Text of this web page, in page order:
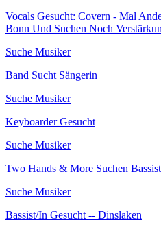
Vocals Gesucht: Covern - Mal
Bonn Und Suchen Noch
Suche Musiker
Band Sucht Sängerin
Suche Musiker
Keyboarder Gesucht
Suche Musiker
Two Hands & More Suchen
Suche Musiker
Bassist/In Gesucht -- Dinslaken